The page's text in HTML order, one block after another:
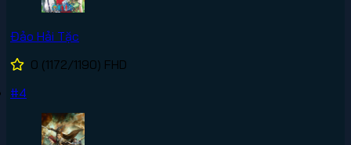
Đảo Hải Tặc
0 (1172/1190) FHD
#4